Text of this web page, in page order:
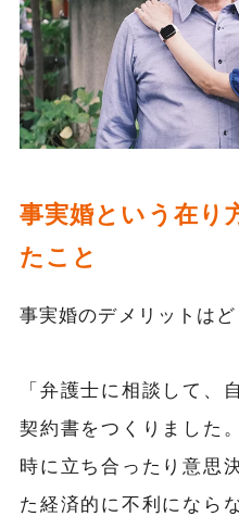
事実婚という在り
たこと
事実婚のデメリットはど
「弁護士に相談して、
契約書をつくりました
時に立ち合ったり意思
た経済的に不利になら